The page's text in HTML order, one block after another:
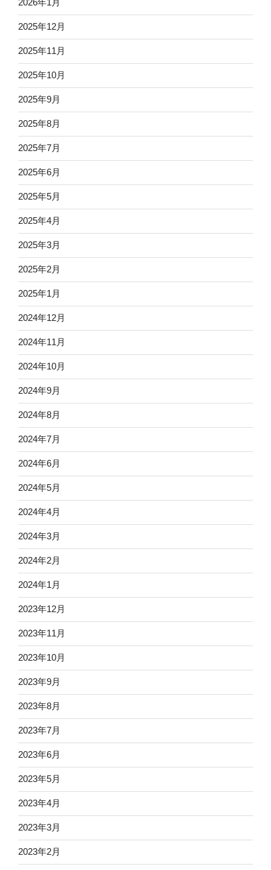
2026年1月
2025年12月
2025年11月
2025年10月
2025年9月
2025年8月
2025年7月
2025年6月
2025年5月
2025年4月
2025年3月
2025年2月
2025年1月
2024年12月
2024年11月
2024年10月
2024年9月
2024年8月
2024年7月
2024年6月
2024年5月
2024年4月
2024年3月
2024年2月
2024年1月
2023年12月
2023年11月
2023年10月
2023年9月
2023年8月
2023年7月
2023年6月
2023年5月
2023年4月
2023年3月
2023年2月